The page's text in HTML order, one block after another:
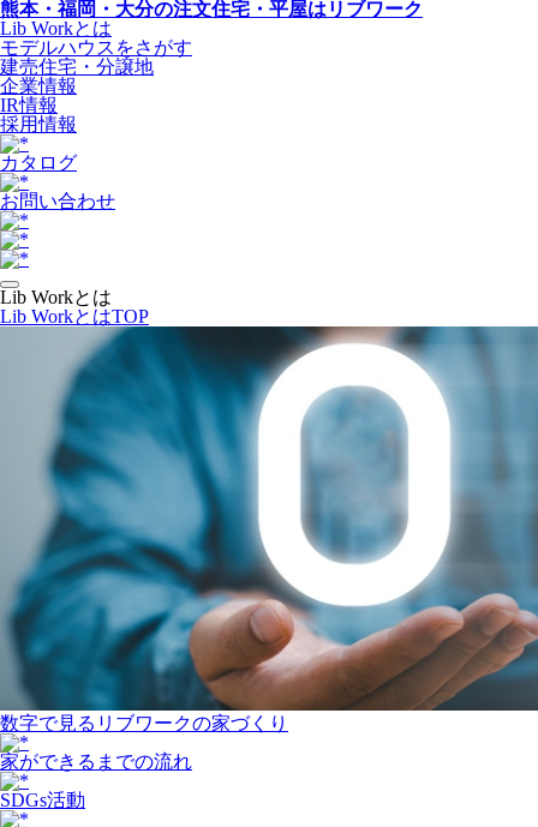
熊本・福岡・大分の注文住宅・平屋はリブワーク
Lib Workとは
モデルハウスをさがす
建売住宅・分譲地
企業情報
IR情報
採用情報
カタログ
お問い合わせ
Lib Workとは
Lib WorkとはTOP
数字で⾒るリブワークの家づくり
家ができるまでの流れ
SDGs活動